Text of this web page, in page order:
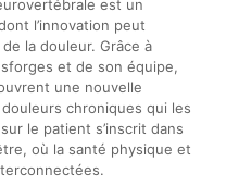
est un
l’innovation peut
la douleur. Grâce à
et de son équipe,
une nouvelle
chroniques qui les
le patient s’inscrit dans
où la santé physique et